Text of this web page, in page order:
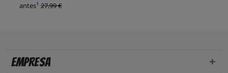
antes1 27,99 €
Empresa